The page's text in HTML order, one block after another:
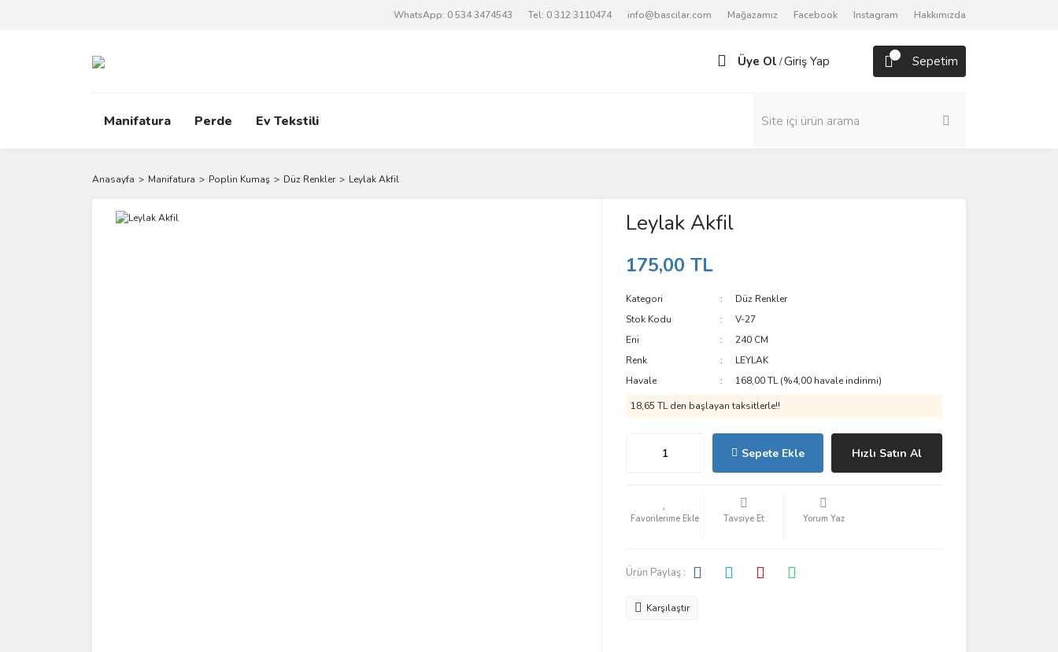
WhatsApp: 0 534 3474543 Tel: 0 312 3110474 info@bascilar.com Mağazamız Facebook Instagram Hakkımızda
Üye Ol /Giriş Yap Sepetim
Manifatura Perde Ev Tekstili
Anasayfa Manifatura Poplin Kumaş Düz Renkler Leylak Akfil
Leylak Akfil
175,00 TL
Kategori
Düz Renkler
Stok Kodu
V-27
Eni
240 CM
Renk
LEYLAK
Havale
168,00 TL (%4,00 havale indirimi)
18,65 TL den başlayan taksitlerle!!
Sepete Ekle Hızlı Satın Al
Tavsiye Et Yorum Yaz
Ürün Paylaş :
Karşılaştır